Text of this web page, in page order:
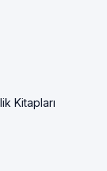
Kitapları